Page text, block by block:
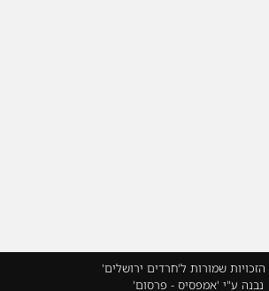
שמורות ל'חרדים ירושלים'
נבנה ע"י 'אמפסיס - פרסום'